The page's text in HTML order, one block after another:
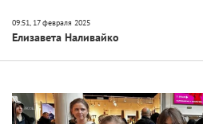
Елизавета Наливайко